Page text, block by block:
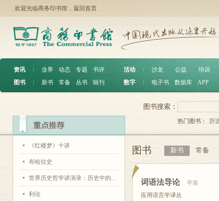
欢迎光临商务印书馆， 返回首页
资讯 ︱ 业界 动态 专题
书评
图书
︱ 新书 常备 丛书 辑刊
活动 沙龙 公益
培训
数字
电子书 数据库 APP
《红楼梦》十讲
布哈拉史
世界历史哲学讲演录：历史中的...
利论
图书搜索：
热门图书： 辞
图书 新书 常备
词语法导论
平装
应用语言学译丛